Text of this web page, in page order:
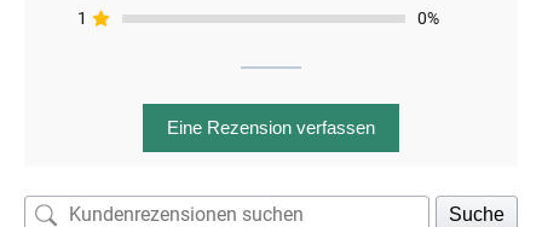
1
0%
Eine Rezension verfassen
Suche